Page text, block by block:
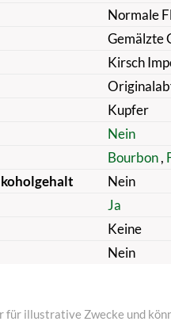
Normale
Gemälzte
Kirsch
Kupfer
Nein
Bourbon,
Nein
Ja
Keine
Nein
für illustrative Zwecke und